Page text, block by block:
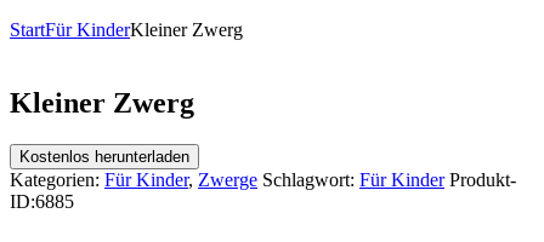
StartFür KinderKleiner Zwerg
Kleiner Zwerg
Kostenlos herunterladen
Kategorien: Für Kinder, Zwerge Schlagwort: Für Kinder Produkt-
ID:6885